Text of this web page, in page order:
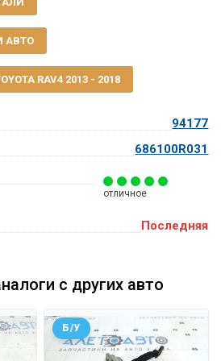
94177
686100R031
отличное
Последняя
АВТО
RAV4 2013 - 2018
с других авто
Б/У